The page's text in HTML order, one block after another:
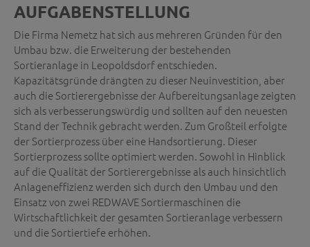
AUFGABENSTELLUNG
Die Firma Nemetz hat sich aus mehreren Gründen für den
Umbau bzw. die Erweiterung der bestehenden
Sortieranlage in Leopoldsdorf entschieden.
Kapazitätsgründe drängten zu dieser Neuinvestition, aber
auch die Sortierergebnisse der Aufbereitungsanlage zeigten
sich als verbesserungswürdig und sollten auf den neuesten
Stand der Technik gebracht werden. Zum Großteil erfolgte
der Sortierprozess über eine Handsortierung. Dieser
Sortierprozess sollte optimiert werden. Sowohl in Hinblick
auf die Qualität der Sortierergebnisse als auch hinsichtlich
Anlageneffizienz werden sich durch den Umbau und den
Einsatz von zwei REDWAVE Sortiermaschinen die
Wirtschaftlichkeit der gesamten Sortieranlage verbessern
und die Sortiertiefe erhöhen.